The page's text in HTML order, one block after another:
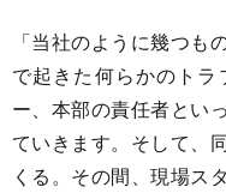
「当社のように幾つも
で起きた何らかのト
ー、本部の責任者とい
ていきます。そして、
くる。その間、現場ス